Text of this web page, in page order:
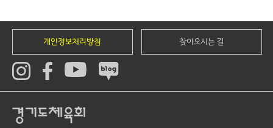
개인정보처리방침 찾아오시는 길